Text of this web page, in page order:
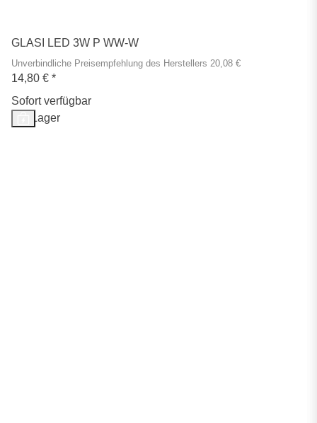
GLASI LED 3W P WW-W
Unverbindliche Preisempfehlung des Herstellers 20,08 €
14,80 € *
Sofort verfügbar
Auf Lager